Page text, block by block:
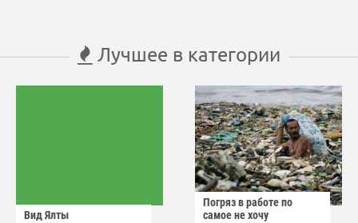
Лучшее в категории
Вид Ялты
Погряз в работе по
самое не хочу